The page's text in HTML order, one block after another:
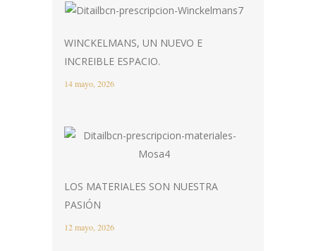
WINCKELMANS, UN NUEVO E
INCREIBLE ESPACIO.
14 mayo, 2026
LOS MATERIALES SON NUESTRA
PASIÓN
12 mayo, 2026